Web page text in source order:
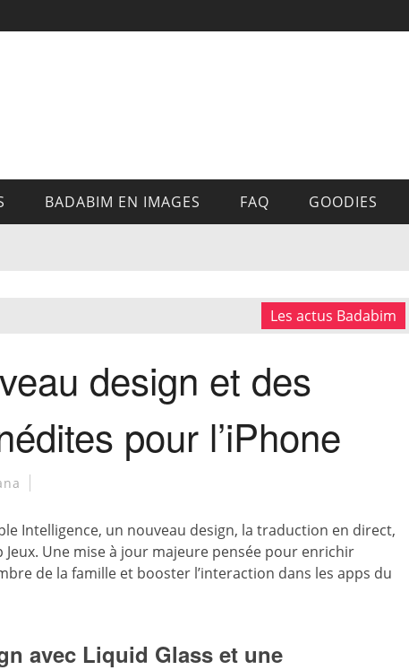
BADABIM EN IMAGES FAQ GOODIES
Les actus Badabim
design et des
pour l’iPhone
Intelligence, un nouveau design, la traduction en direct,
Jeux. Une mise à jour majeure pensée pour enrichir
de la famille et booster l’interaction dans les apps du
avec Liquid Glass et une